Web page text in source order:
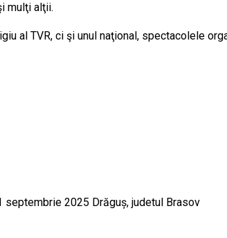
mulţi alţii.
al TVR, ci şi unul naţional, spectacolele
septembrie 2025 Drăguș, judetul Brasov